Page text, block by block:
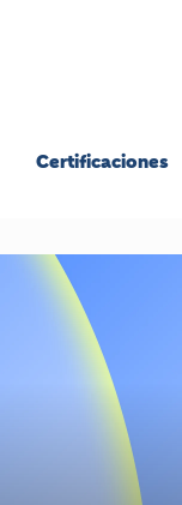
Certificaciones